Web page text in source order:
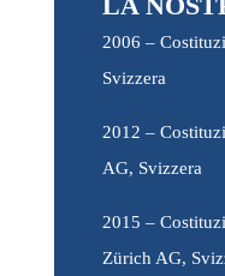
2006 –
Svizzera
2012 –
AG, Svizzera
2015 –
Zürich AG,